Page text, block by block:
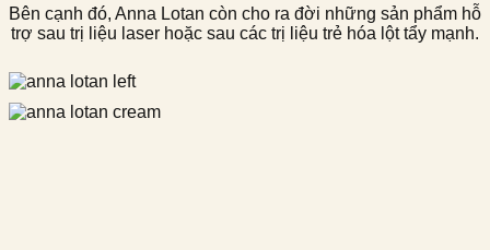
Bên cạnh đó, Anna Lotan còn cho ra đời những sản phẩm hỗ
trợ sau trị liệu laser hoặc sau các trị liệu trẻ hóa lột tẩy mạnh.